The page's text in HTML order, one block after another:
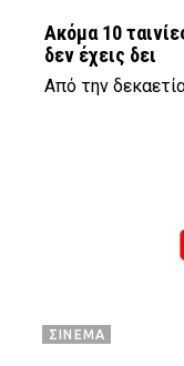
Ακόμα 10
δεν έχεις δει
Από την
ΣΙΝΕΜΑ